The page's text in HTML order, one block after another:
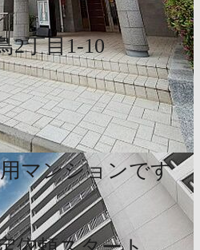
2丁目1-10
マンションです